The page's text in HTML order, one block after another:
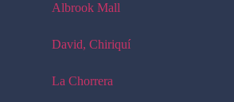
Albrook Mall
David, Chiriquí
La Chorrera